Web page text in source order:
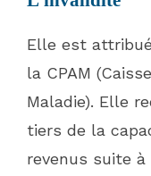
Elle est
la CPAM
Maladie). Elle
tiers de la
revenus suite